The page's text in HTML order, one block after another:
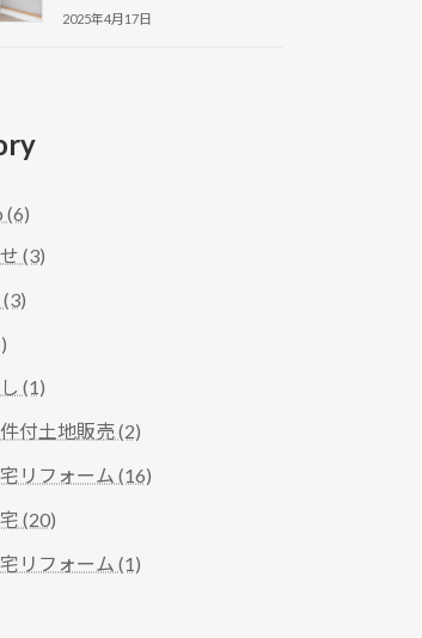
2025年4月17日
(6)
(3)
(1)
付土地販売 (2)
リフォーム (16)
(20)
リフォーム (1)